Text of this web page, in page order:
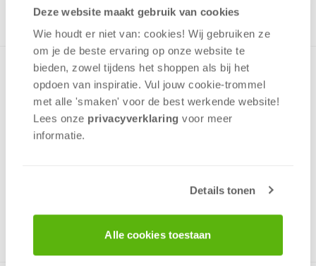
Deze website maakt gebruik van cookies
Wie houdt er niet van: cookies! Wij gebruiken ze
om je de beste ervaring op onze website te
bieden, zowel tijdens het shoppen als bij het
opdoen van inspiratie. Vul jouw cookie-trommel
met alle 'smaken' voor de best werkende website​!
Lees onze privacyverklaring voor meer
informatie.
Details tonen
Alle cookies toestaan
Uitdagend werkverschaffingspel. Bouw aan 3 verschillende
spoorlijnen in Rusland en scoor op verschillende manieren
punten. Architecten kunnen je aan de nodige voordeeltjes
helpen.
2 - 4 spelers +/- 120 min v.a. 12 jaar